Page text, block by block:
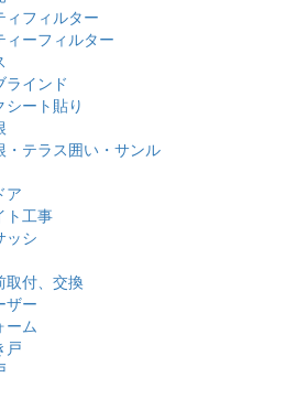
ィフィルター
ィーフィルター
ラインド
シート貼り
・テラス囲い・サンル
ア
ト工事
ッシ
取付、交換
ザー
ーム
戸